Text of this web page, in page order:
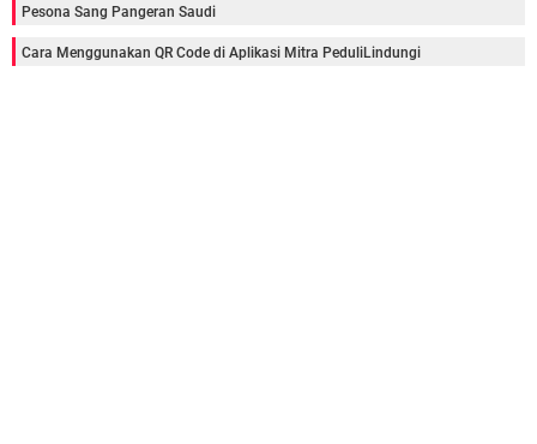
Pesona Sang Pangeran Saudi
Cara Menggunakan QR Code di Aplikasi Mitra PeduliLindungi